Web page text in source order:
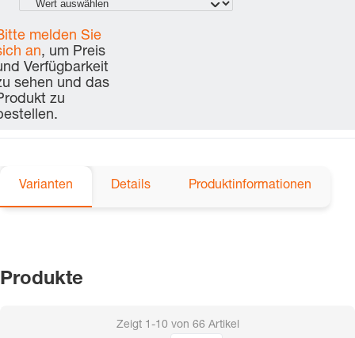
melden Sie
an, um Preis
Verfügbarkeit
sehen und das
zu
Varianten Details Produktinformationen
Produkte
Zeigt 1-10 von 66 Artikel